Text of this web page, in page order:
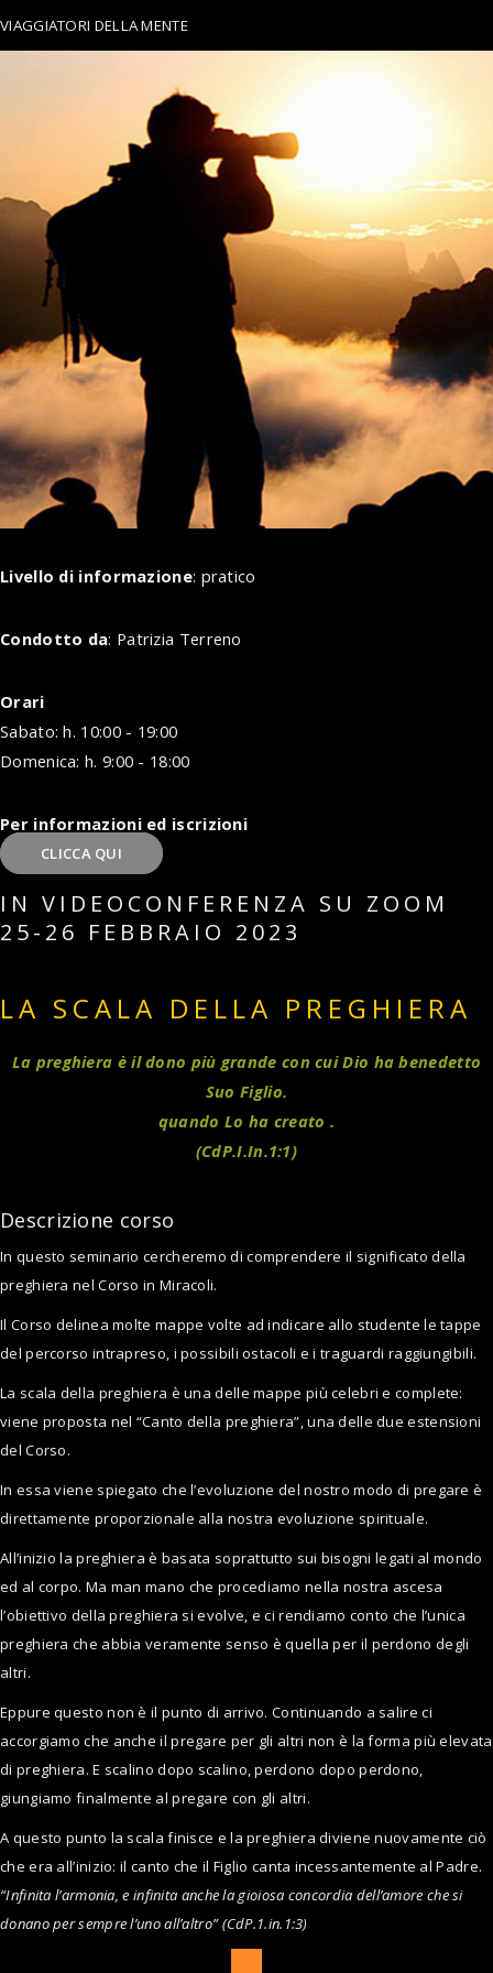
VIAGGIATORI DELLA MENTE
Livello di informazione: pratico
Condotto da: Patrizia Terreno
Orari
Sabato: h. 10:00 - 19:00
Domenica: h. 9:00 - 18:00
Per informazioni ed iscrizioni
CLICCA QUI
IN VIDEOCONFERENZA SU ZOOM
25-26 FEBBRAIO 2023
LA SCALA DELLA PREGHIERA
La preghiera è il dono più grande con cui Dio ha benedetto
Suo Figlio.
quando Lo ha creato .
(CdP.I.In.1:1)
Descrizione corso
In questo seminario cercheremo di comprendere il significato della
preghiera nel Corso in Miracoli.
Il Corso delinea molte mappe volte ad indicare allo studente le tappe
del percorso intrapreso, i possibili ostacoli e i traguardi raggiungibili.
La scala della preghiera è una delle mappe più celebri e complete:
viene proposta nel “Canto della preghiera”, una delle due estensioni
del Corso.
In essa viene spiegato che l’evoluzione del nostro modo di pregare è
direttamente proporzionale alla nostra evoluzione spirituale.
All’inizio la preghiera è basata soprattutto sui bisogni legati al mondo
ed al corpo. Ma man mano che procediamo nella nostra ascesa
l’obiettivo della preghiera si evolve, e ci rendiamo conto che l’unica
preghiera che abbia veramente senso è quella per il perdono degli
altri.
Eppure questo non è il punto di arrivo. Continuando a salire ci
accorgiamo che anche il pregare per gli altri non è la forma più elevata
di preghiera. E scalino dopo scalino, perdono dopo perdono,
giungiamo finalmente al pregare con gli altri.
A questo punto la scala finisce e la preghiera diviene nuovamente ciò
che era all’inizio: il canto che il Figlio canta incessantemente al Padre.
“Infinita l’armonia, e infinita anche la gioiosa concordia dell’amore che si
donano per sempre l’uno all’altro” (CdP.1.in.1:3)